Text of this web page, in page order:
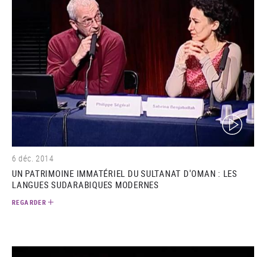
(video)
6 déc. 2014
UN PATRIMOINE IMMATÉRIEL DU SULTANAT D'OMAN : LES
LANGUES SUDARABIQUES MODERNES
REGARDER